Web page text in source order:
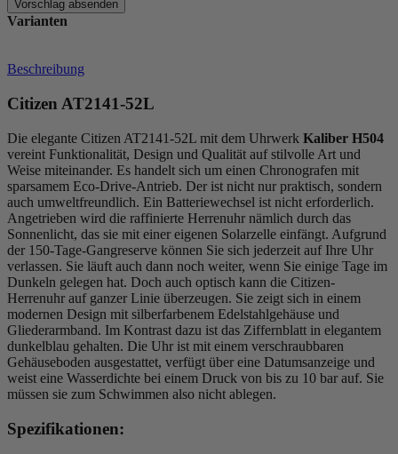
Varianten
Beschreibung
Citizen AT2141-52L
Die elegante Citizen AT2141-52L mit dem Uhrwerk Kaliber H504
vereint Funktionalität, Design und Qualität auf stilvolle Art und
Weise miteinander. Es handelt sich um einen Chronografen mit
sparsamem Eco-Drive-Antrieb. Der ist nicht nur praktisch, sondern
auch umweltfreundlich. Ein Batteriewechsel ist nicht erforderlich.
Angetrieben wird die raffinierte Herrenuhr nämlich durch das
Sonnenlicht, das sie mit einer eigenen Solarzelle einfängt. Aufgrund
der 150-Tage-Gangreserve können Sie sich jederzeit auf Ihre Uhr
verlassen. Sie läuft auch dann noch weiter, wenn Sie einige Tage im
Dunkeln gelegen hat. Doch auch optisch kann die Citizen-
Herrenuhr auf ganzer Linie überzeugen. Sie zeigt sich in einem
modernen Design mit silberfarbenem Edelstahlgehäuse und
Gliederarmband. Im Kontrast dazu ist das Ziffernblatt in elegantem
dunkelblau gehalten. Die Uhr ist mit einem verschraubbaren
Gehäuseboden ausgestattet, verfügt über eine Datumsanzeige und
weist eine Wasserdichte bei einem Druck von bis zu 10 bar auf. Sie
müssen sie zum Schwimmen also nicht ablegen.
Spezifikationen: